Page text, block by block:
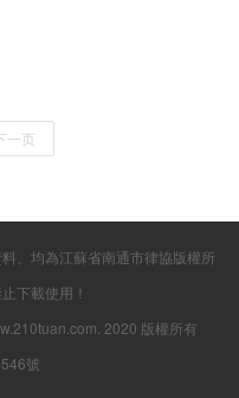
一页
、均為江蘇省南通市律協版權所
下載使用！
2020 版權所有
號